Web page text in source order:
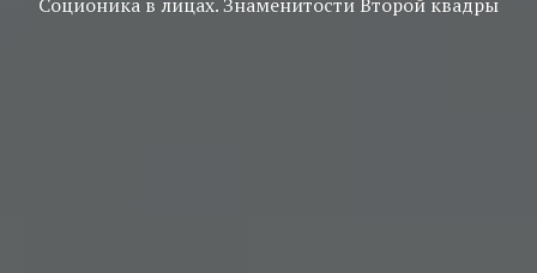
Соционика в лицах. Знаменитости Второй квадры